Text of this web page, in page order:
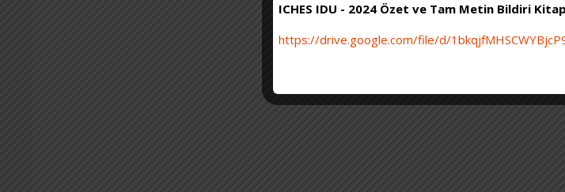
ICHES IDU - 2024 Özet ve Tam Metin Bildiri
https://drive.google.com/file/d/